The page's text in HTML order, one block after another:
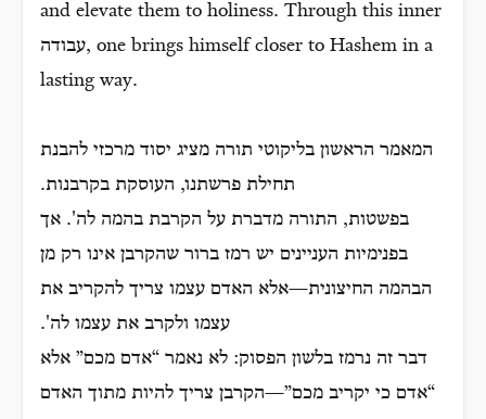
and elevate them to holiness. Through this inner
עבודה, one brings himself closer to Hashem in a
lasting way.
המאמר הראשון בליקוטי תורה מציג יסוד מרכזי להבנת
תחילת פרשתנו, העוסקת בקרבנות.
בפשטות, התורה מדברת על הקרבת בהמה לה'. אך
בפנימיות העניינים יש רמז ברור שהקרבן אינו רק מן
הבהמה החיצונית—אלא האדם עצמו צריך להקריב את
עצמו ולקרב את עצמו לה'.
דבר זה נרמז בלשון הפסוק: לא נאמר “אדם מכם” אלא
“אדם כי יקריב מכם”—הקרבן צריך להיות מתוך האדם